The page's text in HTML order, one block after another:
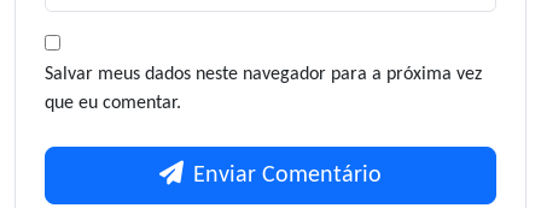
Salvar meus dados neste navegador para a próxima vez
que eu comentar.
Enviar Comentário